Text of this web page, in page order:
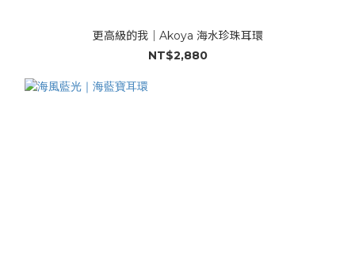
更高級的我｜Akoya 海水珍珠耳環
NT$2,880